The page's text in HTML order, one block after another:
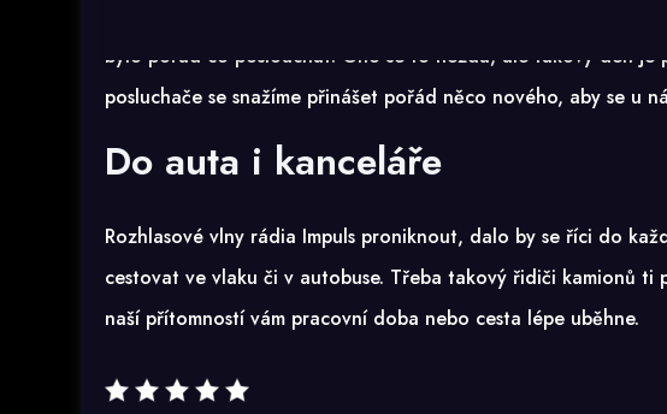
je taková, že po celý den
bylo pořád co poslouchat. Ono se to nezdá, ale takový den
posluchače se snažíme přinášet pořád něco nového, aby se u
Do auta i kanceláře
Rozhlasové vlny rádia Impuls proniknout, dalo by se říci do
cestovat ve vlaku či v autobuse. Třeba takový řidiči kamionů
naší přítomností vám pracovní doba nebo cesta lépe uběhne.